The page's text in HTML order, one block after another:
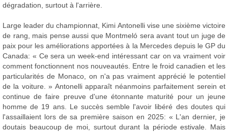
dégradation, surtout à l'arrière.
Large leader du championnat, Kimi Antonelli vise une sixième victoire
de rang, mais pense aussi que Montmeló sera avant tout un juge de
paix pour les améliorations apportées à la Mercedes depuis le GP du
Canada: « Ce sera un week-end intéressant car on va vraiment voir
comment fonctionnent nos nouveautés. Entre le froid canadien et les
particularités de Monaco, on n'a pas vraiment apprécié le potentiel
de la voiture. » Antonelli apparaît néanmoins parfaitement serein et
continue de faire preuve d'une étonnante maturité pour un jeune
homme de 19 ans. Le succès semble l'avoir libéré des doutes qui
l'assaillaient lors de sa première saison en 2025: « L'an dernier, je
doutais beaucoup de moi, surtout durant la période estivale. Mais